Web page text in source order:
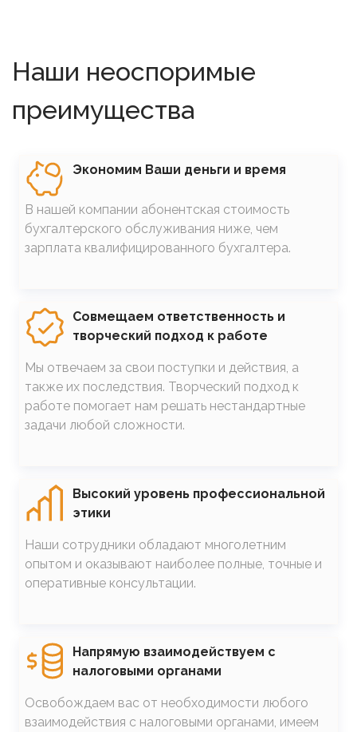
Наши неоспоримые
преимущества
SVG Экономим Ваши деньги и время
В нашей компании абонентская стоимость
бухгалтерского обслуживания ниже, чем
зарплата квалифицированного бухгалтера.
SVG
Совмещаем ответственность и
творческий подход к работе
Мы отвечаем за свои поступки и действия, а
также их последствия. Творческий подход к
работе помогает нам решать нестандартные
задачи любой сложности.
SVG
Высокий уровень профессиональной
этики
Наши сотрудники обладают многолетним
опытом и оказывают наиболее полные, точные и
оперативные консультации.
SVG
Напрямую взаимодействуем с
налоговыми органами
Освобождаем вас от необходимости любого
взаимодействия с налоговыми органами, имеем